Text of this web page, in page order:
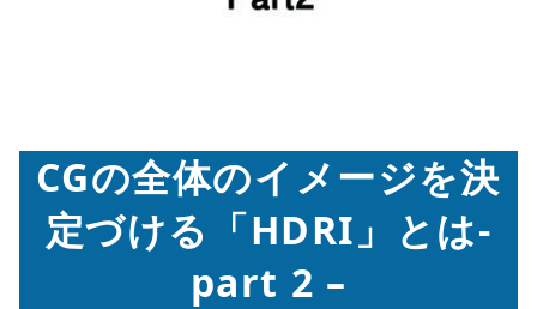
CGの全体のイメージを決
定づける「HDRI」とは-
part 2 –